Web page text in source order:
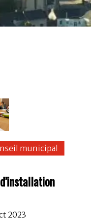
municipal
2023